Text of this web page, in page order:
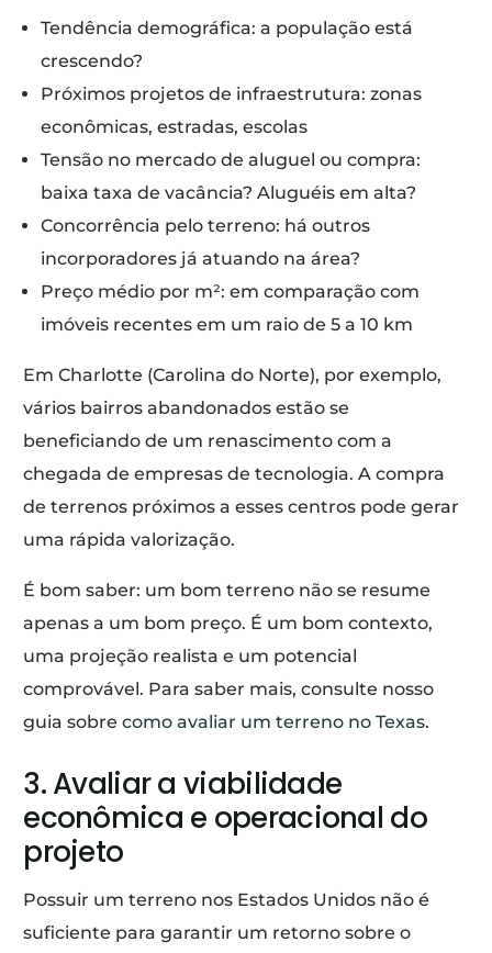
Tendência demográfica: a população está
crescendo?
Próximos projetos de infraestrutura: zonas
econômicas, estradas, escolas
Tensão no mercado de aluguel ou compra:
baixa taxa de vacância? Aluguéis em alta?
Concorrência pelo terreno: há outros
incorporadores já atuando na área?
Preço médio por m²: em comparação com
imóveis recentes em um raio de 5 a 10 km
Em Charlotte (Carolina do Norte), por exemplo,
vários bairros abandonados estão se
beneficiando de um renascimento com a
chegada de empresas de tecnologia. A compra
de terrenos próximos a esses centros pode gerar
uma rápida valorização.
É bom saber: um bom terreno não se resume
apenas a um bom preço. É um bom contexto,
uma projeção realista e um potencial
comprovável. Para saber mais, consulte nosso
guia sobrecomo avaliar um terreno no Texas.
3. Avaliar a viabilidade
econômica e operacional do
projeto
Possuir um terreno nos Estados Unidos não é
suficiente para garantir um retorno sobre o